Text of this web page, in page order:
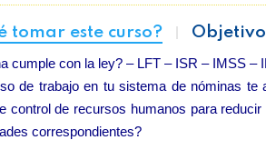
tomar este curso?
cumple con la ley? – LFT – ISR – IMSS –
de trabajo en tu sistema de nóminas
control de recursos humanos para
correspondientes?